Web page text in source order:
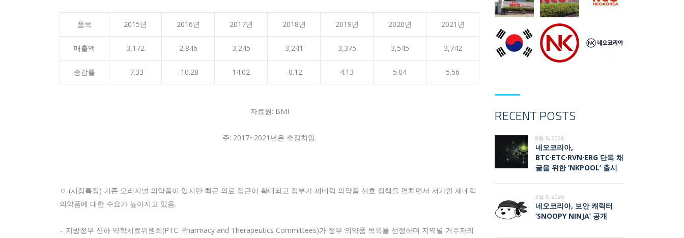
품목 2015년 2016년 2017년 2018년 2019년 2020년 2021년
매출액 3,172 2,846 3,245 3,241 3,375 3,545 3,742
증감률 -7.33 -10.28 14.02 -0.12 4.13 5.04 5.56
자료원: BMI
주: 2017~2021년은 추정치임.
ㅇ (시장특징) 기존 오리지널 의약품이 있지만 최근 의료 접근이 확대되고 정부가 제네릭 의약품 선호 정책을 펼치면서 저가인 제네릭
의약품에 대한 수요가 높아지고 있음.
– 지방정부 산하 약학치료위원회(PTC: Pharmacy and Therapeutics Committees)가 정부 의약품 목록을 선정하며 지역별 거주자의
RECENT POSTS
8월 6, 2026
네오코리아,
BTC·ETC·RVN·ERG 단독 채
굴을 위한 ‘NKPOOL’ 출시
2월 8, 2026
네오코리아, 보안 캐릭터
‘SNOOPY NINJA’ 공개